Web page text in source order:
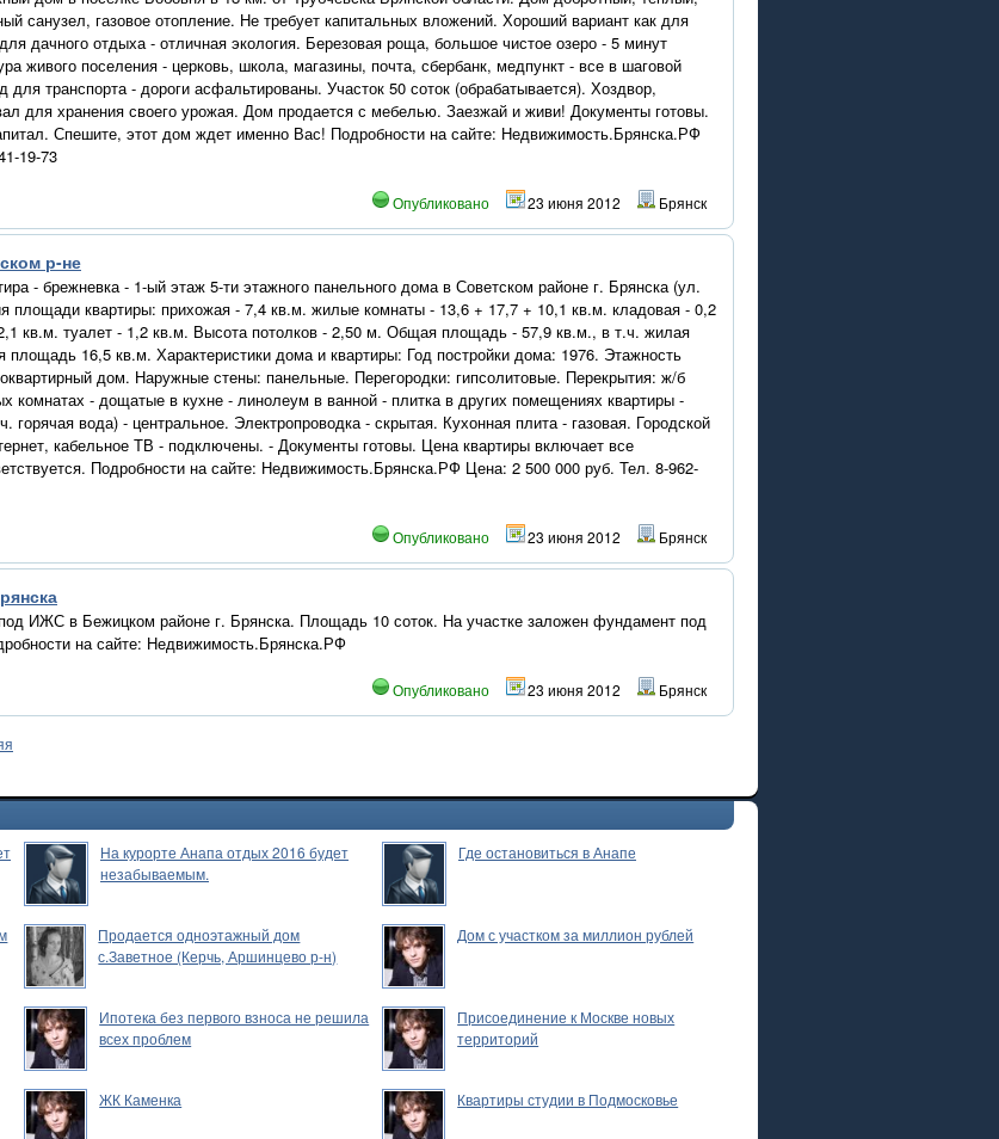
санузел, газовое отопление. Не требует капитальных вложений. Хороший вариант как для
дачного отдыха - отличная экология. Березовая роща, большое чистое озеро - 5 минут
живого поселения - церковь, школа, магазины, почта, сбербанк, медпункт - все в шаговой
транспорта - дороги асфальтированы. Участок 50 соток (обрабатывается). Хоздвор,
для хранения своего урожая. Дом продается с мебелью. Заезжай и живи! Документы готовы.
Спешите, этот дом ждет именно Вас! Подробности на сайте: Недвижимость.Брянска.РФ
19-73
Опубликовано 23 июня 2012 Брянск
р-не
- брежневка - 1-ый этаж 5-ти этажного панельного дома в Советском районе г. Брянска (ул.
площади квартиры: прихожая - 7,4 кв.м. жилые комнаты - 13,6 + 17,7 + 10,1 кв.м. кладовая - 0,2
кв.м. туалет - 1,2 кв.м. Высота потолков - 2,50 м. Общая площадь - 57,9 кв.м., в т.ч. жилая
16,5 кв.м. Характеристики дома и квартиры: Год постройки дома: 1976. Этажность
дом. Наружные стены: панельные. Перегородки: гипсолитовые. Перекрытия: ж/б
комнатах - дощатые в кухне - линолеум в ванной - плитка в других помещениях квартиры -
вода) - центральное. Электропроводка - скрытая. Кухонная плита - газовая. Городской
кабельное ТВ - подключены. - Документы готовы. Цена квартиры включает все
Подробности на сайте: Недвижимость.Брянска.РФ Цена: 2 500 000 руб. Тел. 8-962-
Опубликовано 23 июня 2012 Брянск
ИЖС в Бежицком районе г. Брянска. Площадь 10 соток. На участке заложен фундамент под
на сайте: Недвижимость.Брянска.РФ
Опубликовано 23 июня 2012 Брянск
На курорте Анапа отдых 2016 будет
незабываемым.
Где остановиться в Анапе
Продается одноэтажный дом
с.Заветное (Керчь, Аршинцево р-н)
Дом с участком за миллион рублей
Ипотека без первого взноса не решила
всех проблем
Присоединение к Москве новых
территорий
ЖК Каменка Квартиры студии в Подмосковье